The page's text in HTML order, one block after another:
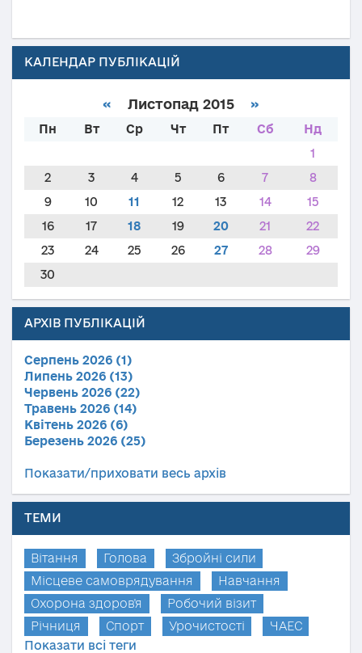
КАЛЕНДАР ПУБЛІКАЦІЙ
« Листопад 2015 »
Пн Вт Ср Чт Пт Сб
Нд
1
2
3 4 5 6 7
8
9
10 11 12 13 14
15
16
17 18 19 20 21
22
23
24 25 26 27 28
29
30
АРХІВ ПУБЛІКАЦІЙ
Серпень 2026 (1)
Липень 2026 (13)
Червень 2026 (22)
Травень 2026 (14)
Квітень 2026 (6)
Березень 2026 (25)
Показати/приховати весь архів
ТЕМИ
Вітання Голова
Збройні сили
Місцеве самоврядування
Навчання
Охорона здоров'я
Робочий візит
Річниця
Спорт Урочистості
ЧАЕС
Показати всі теги